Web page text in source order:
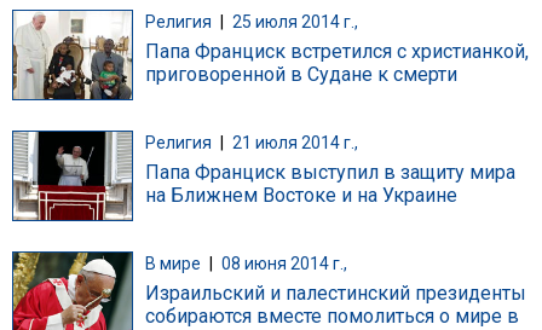
Религия | 25 июля 2014 г.,
Папа Франциск встретился с христианкой,
приговоренной в Судане к смерти
Религия 21 июля 2014 г.,
Папа Франциск выступил в защиту мира
на Ближнем Востоке и на Украине
В мире 08 июня 2014 г.,
Израильский и палестинский президенты
собираются вместе помолиться о мире в